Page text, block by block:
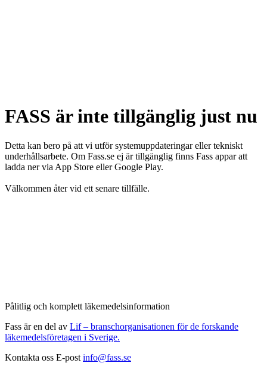
FASS är inte tillgänglig just nu
Detta kan bero på att vi utför systemuppdateringar eller tekniskt
underhållsarbete. Om Fass.se ej är tillgänglig finns Fass appar att
ladda ner via App Store eller Google Play.
Välkommen åter vid ett senare tillfälle.
Pålitlig och komplett läkemedelsinformation
Fass är en del av Lif – branschorganisationen för de forskande
läkemedelsföretagen i Sverige.
Kontakta oss E-post info@fass.se